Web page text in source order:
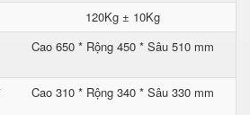
120Kg ± 10Kg
Cao 650 * Rộng 450 * Sâu 510 mm
Cao 310 * Rộng 340 * Sâu 330 mm